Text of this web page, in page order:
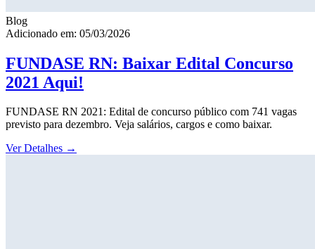
Blog
Adicionado em: 05/03/2026
FUNDASE RN: Baixar Edital Concurso
2021 Aqui!
FUNDASE RN 2021: Edital de concurso público com 741 vagas
previsto para dezembro. Veja salários, cargos e como baixar.
Ver Detalhes →